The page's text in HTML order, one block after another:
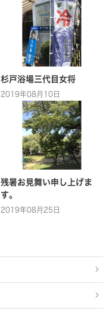
杉戸浴場三代目女将
2019年08月10日
残暑お見舞い申し上げま
す。
2019年08月25日